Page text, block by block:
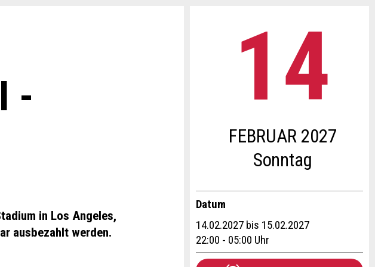
-
in Los Angeles,
ausbezahlt werden.
Sonntag
14
FEBRUAR 2027
Datum
14.02.2027 bis 15.02.2027
22:00 - 05:00 Uhr